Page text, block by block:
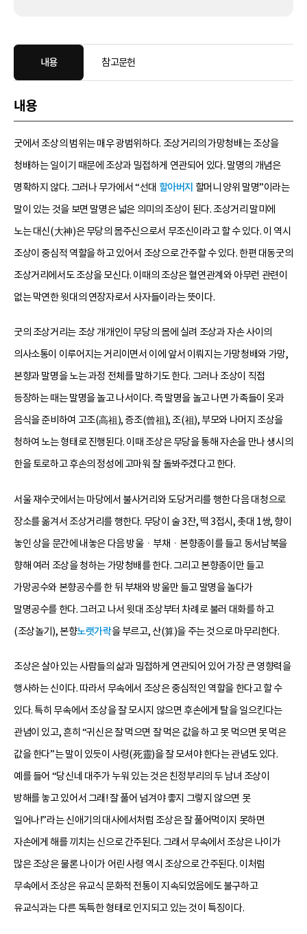
내용 참고문헌
내용
굿에서 조상의 범위는 매우 광범위하다. 조상거리의 가망청배는 조상을
청배하는 일이기 때문에 조상과 밀접하게 연관되어 있다. 말명의 개념은
명확하지 않다. 그러나 무가에서 “선대 할아버지 할머니 양위 말명”이라는
말이 있는 것을 보면 말명은 넓은 의미의 조상이 된다. 조상거리 말미에
노는 대신(大神)은 무당의 몸주신으로서 무조신이라고 할 수 있다. 이 역시
조상이 중심적 역할을 하고 있어서 조상으로 간주할 수 있다. 한편 대동굿의
조상거리에서도 조상을 모신다. 이때의 조상은 혈연관계와 아무런 관련이
없는 막연한 윗대의 연장자로서 사자들이라는 뜻이다.
굿의 조상거리는 조상 개개인이 무당의 몸에 실려 조상과 자손 사이의
의사소통이 이루어지는 거리이면서 이에 앞서 이뤄지는 가망청배와 가망,
본향과 말명을 노는 과정 전체를 말하기도 한다. 그러나 조상이 직접
등장하는 때는 말명을 놀고 나서이다. 즉 말명을 놀고 나면 가족들이 옷과
음식을 준비하여 고조(高祖), 증조(曾祖), 조(祖), 부모와 나머지 조상을
청하여 노는 형태로 진행된다. 이때 조상은 무당을 통해 자손을 만나 생시의
한을 토로하고 후손의 정성에 고마워 잘 돌봐주겠다고 한다.
서울 재수굿에서는 마당에서 불사거리와 도당거리를 행한 다음 대청으로
장소를 옮겨서 조상거리를 행한다. 무당이 술 3잔, 떡 3접시, 촛대 1쌍, 향이
놓인 상을 문간에 내놓은 다음 방울ㆍ부채ㆍ본향종이를 들고 동서남북을
향해 여러 조상을 청하는 가망청배를 한다. 그리고 본향종이만 들고
가망공수와 본향공수를 한 뒤 부채와 방울만 들고 말명을 놀다가
말명공수를 한다. 그러고 나서 윗대 조상부터 차례로 불러 대화를 하고
(조상놀기), 본향노랫가락을 부르고, 산(算)을 주는 것으로 마무리한다.
조상은 살아 있는 사람들의 삶과 밀접하게 연관되어 있어 가장 큰 영향력을
행사하는 신이다. 따라서 무속에서 조상은 중심적인 역할을 한다고 할 수
있다. 특히 무속에서 조상을 잘 모시지 않으면 후손에게 탈을 일으킨다는
관념이 있고, 흔히 “귀신은 잘 먹으면 잘 먹은 값을 하고 못 먹으면 못 먹은
값을 한다”는 말이 있듯이 사령(死靈)을 잘 모셔야 한다는 관념도 있다.
예를 들어 “당신네 대주가 누워 있는 것은 친정부리의 두 남녀 조상이
방해를 놓고 있어서 그래! 잘 풀어 넘겨야 좋지 그렇지 않으면 못
일어나!”라는 신애기의 대사에서처럼 조상은 잘 풀어먹이지 못하면
자손에게 해를 끼치는 신으로 간주된다. 그래서 무속에서 조상은 나이가
많은 조상은 물론 나이가 어린 사령 역시 조상으로 간주된다. 이처럼
무속에서 조상은 유교식 문화적 전통이 지속되었음에도 불구하고
유교식과는 다른 독특한 형태로 인지되고 있는 것이 특징이다.